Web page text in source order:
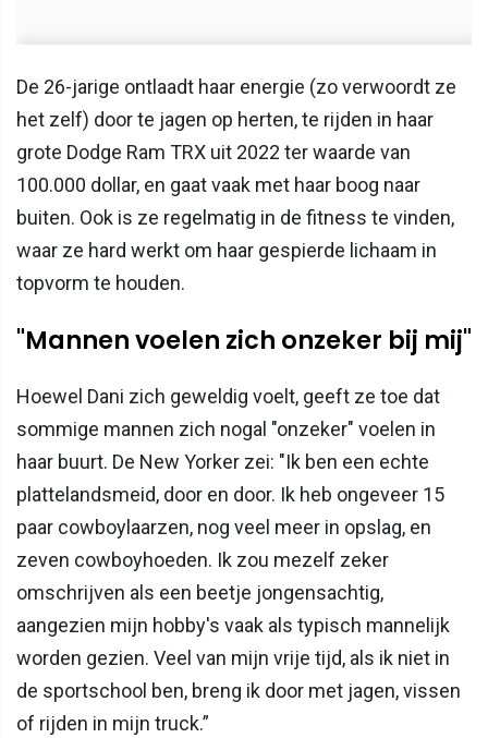
De 26-jarige ontlaadt haar energie (zo verwoordt ze
het zelf) door te jagen op herten, te rijden in haar
grote Dodge Ram TRX uit 2022 ter waarde van
100.000 dollar, en gaat vaak met haar boog naar
buiten. Ook is ze regelmatig in de fitness te vinden,
waar ze hard werkt om haar gespierde lichaam in
topvorm te houden.
"Mannen voelen zich onzeker bij mij"
Hoewel Dani zich geweldig voelt, geeft ze toe dat
sommige mannen zich nogal "onzeker" voelen in
haar buurt. De New Yorker zei: "Ik ben een echte
plattelandsmeid, door en door. Ik heb ongeveer 15
paar cowboylaarzen, nog veel meer in opslag, en
zeven cowboyhoeden. Ik zou mezelf zeker
omschrijven als een beetje jongensachtig,
aangezien mijn hobby's vaak als typisch mannelijk
worden gezien. Veel van mijn vrije tijd, als ik niet in
de sportschool ben, breng ik door met jagen, vissen
of rijden in mijn truck.”